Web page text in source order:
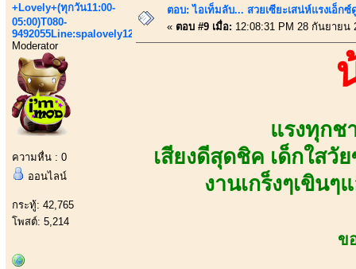
+Lovely+(ทุกวัน11:00-
05:00)T080-
9492055Line:spalovely123
Moderator
ความหื่น : 0
ออนไลน์
กระทู้: 42,765
โพสต์: 5,214
ตอบ: ไอเท็มลับ... สวยเซียะเสน่ห์แรงเอ็ก
« ตอบ #9 เมื่อ: 12:08:31 PM 28 กันยายน
แรงทุกช
เสียงดีสุดชิค เด็กใสวั
งานเกร็งๆเขิน
ข